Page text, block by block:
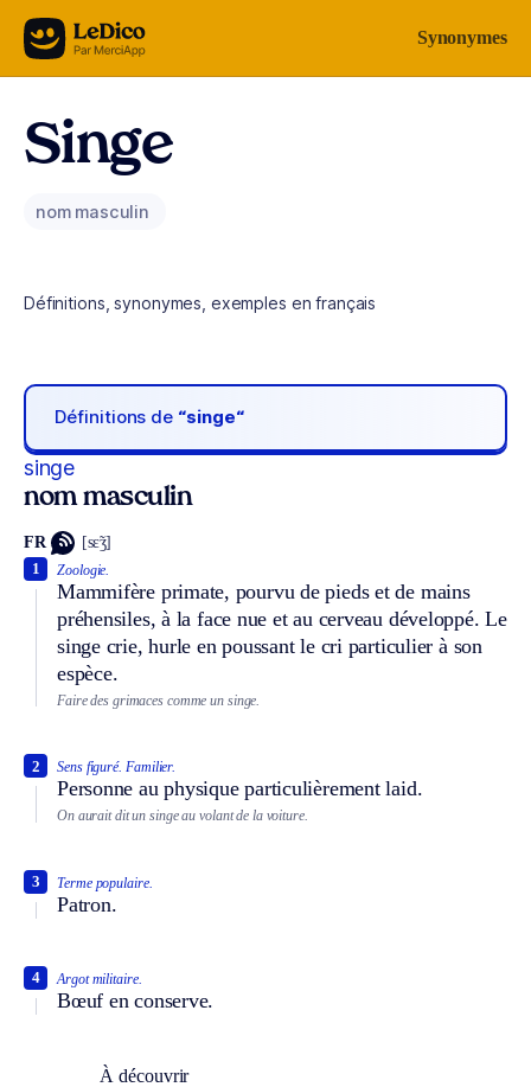
Aller au contenu Synonymes
Singe
nom masculin
Définitions, synonymes, exemples en français
Définitions de “singe“
singe
nom masculin
FR [sɛ̃ʒ]
Zoologie.
Mammifère primate, pourvu de pieds et de mains
préhensiles, à la face nue et au cerveau développé. Le
singe crie, hurle en poussant le cri particulier à son
espèce.
1
Faire des grimaces comme un singe.
Sens figuré. Familier.
Personne au physique particulièrement laid.
2
On aurait dit un singe au volant de la voiture.
Terme populaire.
Patron.
3
Argot militaire.
Bœuf en conserve.
4
À découvrir